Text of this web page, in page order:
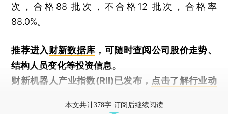
次，合格88 批次，不合格12 批次，合格率
88.0%。
推荐进入财新数据库 ，可随时查阅公司股价走势、
结构人员变化等投资信息。
财新机器人产业指数(RII)已发布， 点击了解行业动
本文共计378字 订阅后继续阅读